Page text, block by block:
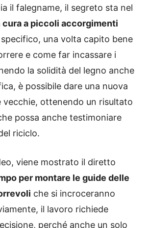
il falegname, il segreto sta nel
cura a piccoli accorgimenti
una volta capito bene
e come far incassare i
la solidità del legno anche
è possibile dare una nuova
vecchie, ottenendo un risultato
possa anche testimoniare
riciclo.
viene mostrato il diretto
per montare le guide delle
che si incroceranno
il lavoro richiede
perché anche un solo